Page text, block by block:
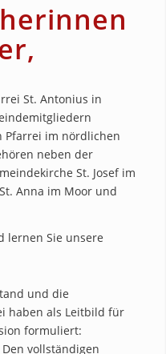
St. Antonius in
Pfarrei im nördlichen
neben der
St. Josef im
Anna im Moor und
lernen Sie unsere
und die
haben als Leitbild für
formuliert:
Den vollständigen